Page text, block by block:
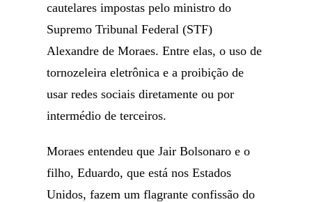
cautelares impostas pelo ministro do
Supremo Tribunal Federal (STF)
Alexandre de Moraes. Entre elas, o uso de
tornozeleira eletrônica e a proibição de
usar redes sociais diretamente ou por
intermédio de terceiros.
Moraes entendeu que Jair Bolsonaro e o
filho, Eduardo, que está nos Estados
Unidos, fazem um flagrante confissão do